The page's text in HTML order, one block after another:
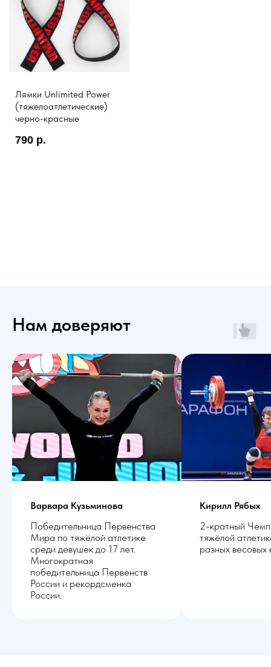
Лямки Unlimited Power
(тяжелоатлетические)
черно-красные
790 р.
Нам доверяют
Варвара Кузьминова
Победительница Первенства
Мира по тяжёлой атлетике
среди девушек до 17 лет.
Многократная
победительница Первенств
России и рекордсменка
России.
Кирилл Рябых
2-кратный
тяжёлой
разных весовых